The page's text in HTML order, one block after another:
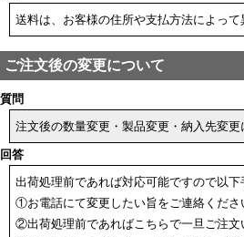
送料は、お客様の住所や支払方法によっ
ご注文後の変更について
質問
注文後の数量変更・製品変更・納入先変
回答
出荷処理前であれば対応可能ですので以下
①お電話にて変更したい旨をご連絡くだ
②出荷処理前であればこちらで一旦ご注